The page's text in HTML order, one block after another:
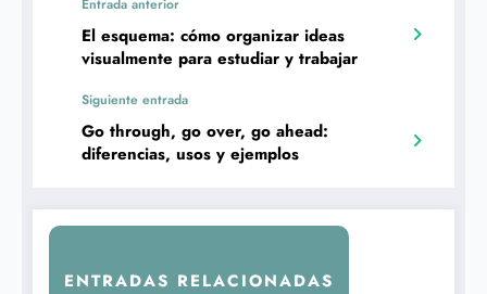
Entrada anterior
El esquema: cómo organizar ideas
visualmente para estudiar y trabajar
Siguiente entrada
Go through, go over, go ahead:
diferencias, usos y ejemplos
ENTRADAS RELACIONADAS